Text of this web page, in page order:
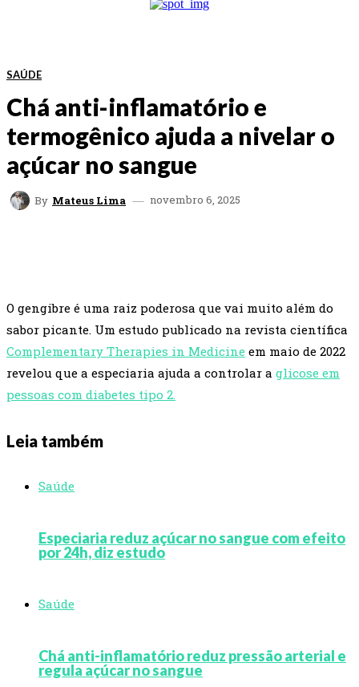
SAÚDE
Chá anti-inflamatório e
termogênico ajuda a nivelar o
açúcar no sangue
By Mateus Lima novembro 6, 2025
O gengibre é uma raiz poderosa que vai muito além do
sabor picante. Um estudo publicado na revista científica
Complementary Therapies in Medicine em maio de 2022
revelou que a especiaria ajuda a controlar a glicose em
pessoas com diabetes tipo 2.
Leia também
Saúde
Especiaria reduz açúcar no sangue com efeito
por 24h, diz estudo
Saúde
Chá anti-inflamatório reduz pressão arterial e
regula açúcar no sangue